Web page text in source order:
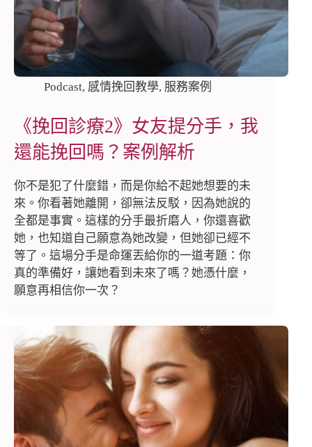
Podcast, 感情挽回教學, 服務案例
《挽回診療2》女友提分手，我
還能挽回嗎？案例解析
你不是犯了什麼錯，而是你給不起她想要的未
來。你看著她離開，卻無法反駁，因為她說的
全都是事實。這樣的分手最折磨人，你還喜歡
她，也知道自己願意為她改變，但她卻已經不
等了。這場分手是命運丟給你的一道考題：你
真的準備好，讓她看到未來了嗎？她憑什麼，
願意再相信你一次？